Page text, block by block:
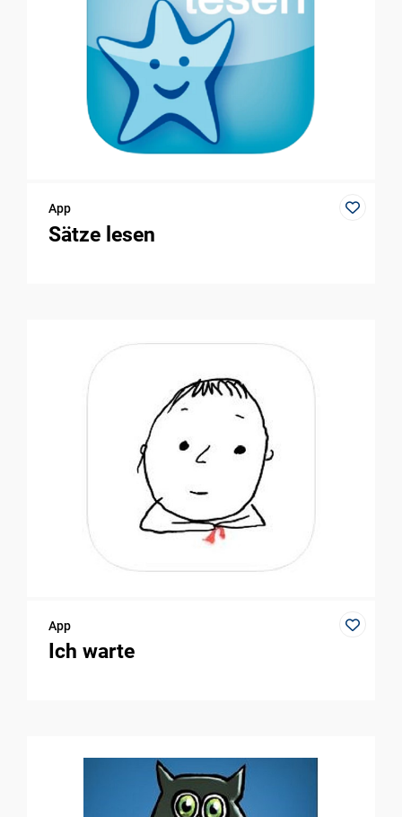
App
Sätze lesen
App
Ich warte